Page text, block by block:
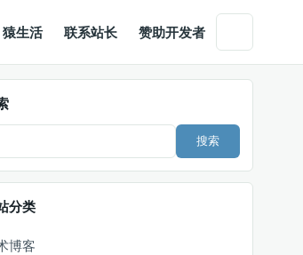
猿生活 联系站长 赞助开发者
分类
博客